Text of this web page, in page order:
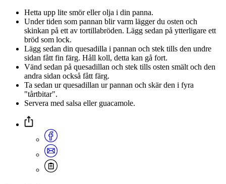
Hetta upp lite smör eller olja i din panna.
Under tiden som pannan blir varm lägger du osten och
skinkan på ett av tortillabröden. Lägg sedan på ytterligare ett
bröd som lock.
Lägg sedan din quesadilla i pannan och stek tills den undre
sidan fått fin färg. Håll koll, detta kan gå fort.
Vänd sedan på quesadillan och stek tills osten smält och den
andra sidan också fått färg.
Ta sedan ur quesadillan ur pannan och skär den i fyra
"tårtbitar".
Servera med salsa eller guacamole.